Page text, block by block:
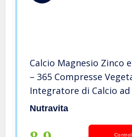
Calcio Magnesio Zinco
– 365 Compresse
Integratore di Calcio
Dosaggio – Fornitura
Regno Unito da
Nutravita